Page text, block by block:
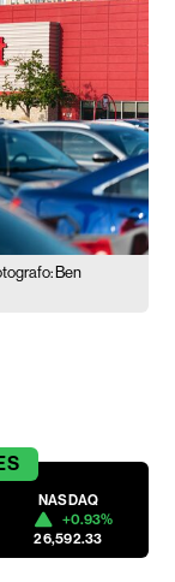
Ben
NASDAQ
+0.93%
26,592.33